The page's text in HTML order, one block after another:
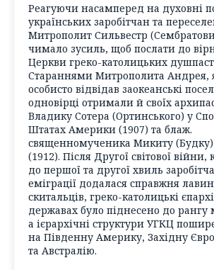
Реагуючи насамперед на духовні
українських заробітчан та
Митрополит Сильвестр
чимало зусиль, щоб послати до
Церкви греко-католицьких
Стараннями Митрополита Андрея,
особисто відвідав заокеанські
одновірці отримали й своїх
Владику Сотера (Ортинського) у
Штатах Америки (1907) та блаж.
священномученика Микиту (Будку)
(1912). Після Другої світової війни,
до першої та другої хвиль
еміграції додалася справжня
скитальців, греко-католицькі
державах було піднесено до рангу
а ієрархічні структури УГКЦ
на Південну Америку, Західну
та Австралію.